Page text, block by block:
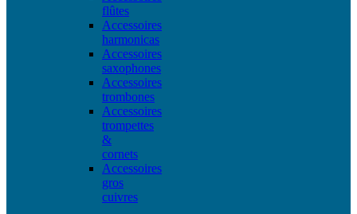
flûtes
Accessoires
harmonicas
Accessoires
saxophones
Accessoires
trombones
Accessoires
trompettes
&
cornets
Accessoires
gros
cuivres